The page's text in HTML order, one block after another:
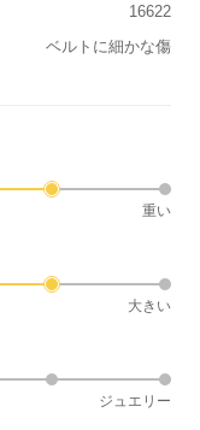
16622
ベルトに細かな傷
重い
大きい
ジュエリー